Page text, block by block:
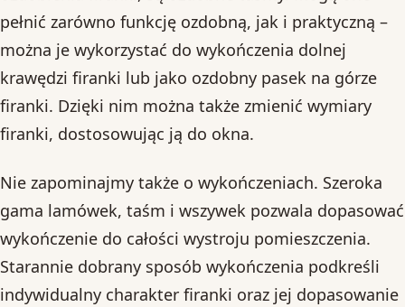
pełnić zarówno funkcję ozdobną, jak i praktyczną –
można je wykorzystać do wykończenia dolnej
krawędzi firanki lub jako ozdobny pasek na górze
firanki. Dzięki nim można także zmienić wymiary
firanki, dostosowując ją do okna.
Nie zapominajmy także o wykończeniach. Szeroka
gama lamówek, taśm i wszywek pozwala dopasować
wykończenie do całości wystroju pomieszczenia.
Starannie dobrany sposób wykończenia podkreśli
indywidualny charakter firanki oraz jej dopasowanie